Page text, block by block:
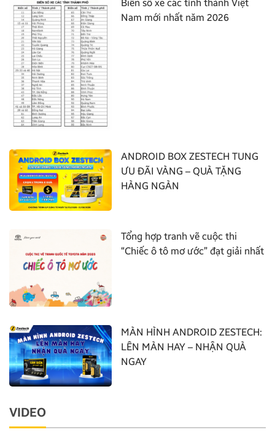
Biển số xe các tỉnh thành Việt
Nam mới nhất năm 2026
ANDROID BOX ZESTECH TUNG
ƯU ĐÃI VÀNG – QUÀ TẶNG
HÀNG NGÀN
Tổng hợp tranh vẽ cuộc thi
“Chiếc ô tô mơ ước” đạt giải nhất
MÀN HÌNH ANDROID ZESTECH:
LÊN MÀN HAY – NHẬN QUÀ
NGAY
VIDEO